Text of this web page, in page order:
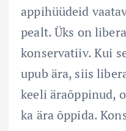
appihüüdeid
pealt. Üks on
konservatiiv. Kui
upub ära, siis
keeli äraõppinud,
ka ära õppida.